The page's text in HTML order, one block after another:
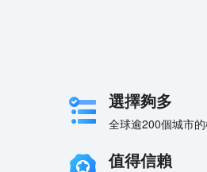
選擇夠多
全球逾200個城市
值得信賴